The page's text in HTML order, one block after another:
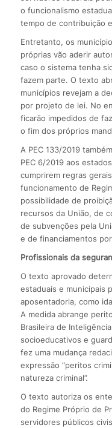
o funcionalismo
tempo de contribuição
Entretanto, os
próprias vão aderir
caso o sistema tenha
fazem parte. O texto
municípios revejam a
por projeto de lei. No
ficarão impedidos de
o fim dos próprios
A PEC 133/2019
PEC 6/2019 aos
cumprirem regras
funcionamento de
possibilidade de
recursos da União, de
de subvenções pela
e de financiamentos
Profissionais da
O texto aprovado
estaduais e municipais
aposentadoria, como
A medida abrange
Brasileira de
socioeducativos e
fez uma mudança
expressão “peritos
natureza criminal”.
O texto autoriza os
do Regime Próprio de
servidores públicos